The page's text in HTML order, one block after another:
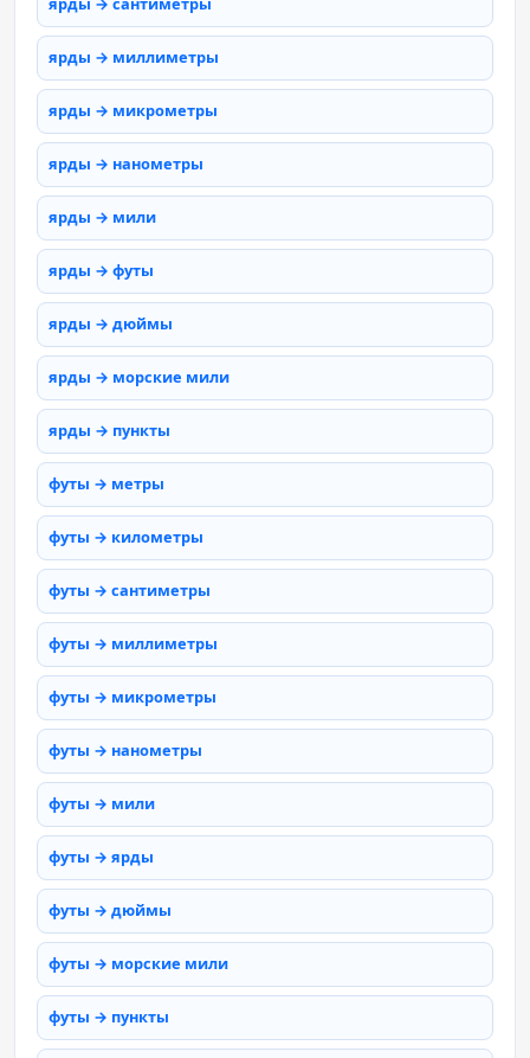
ярды → миллиметры
ярды → микрометры
ярды → нанометры
ярды → мили
ярды → футы
ярды → дюймы
ярды → морские мили
ярды → пункты
футы → метры
футы → километры
футы → сантиметры
футы → миллиметры
футы → микрометры
футы → нанометры
футы → мили
футы → ярды
футы → дюймы
футы → морские мили
футы → пункты